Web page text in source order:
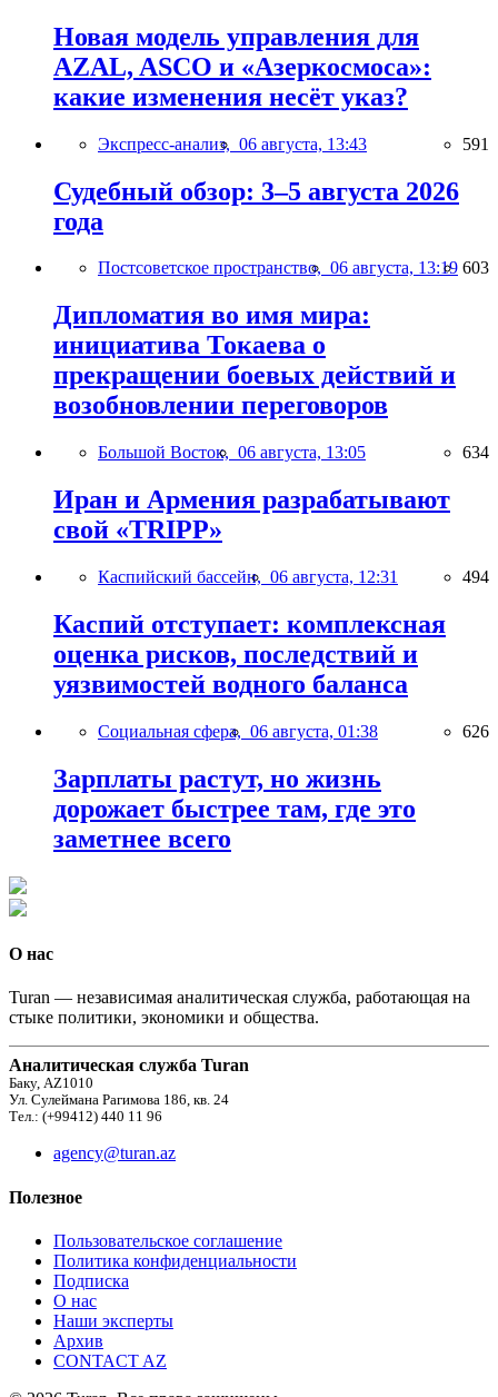
Новая модель управления для
AZAL, ASCO и «Азеркосмоса»:
какие изменения несёт указ?
Экспресс-анализ, 06 августа, 13:43 591
Судебный обзор: 3–5 августа 2026
года
Постсоветское пространство, 06 августа, 13:19 603
Дипломатия во имя мира:
инициатива Токаева о
прекращении боевых действий и
возобновлении переговоров
Большой Восток, 06 августа, 13:05 634
Иран и Армения разрабатывают
свой «TRIPP»
Каспийский бассейн, 06 августа, 12:31 494
Каспий отступает: комплексная
оценка рисков, последствий и
уязвимостей водного баланса
Социальная сфера, 06 августа, 01:38 626
Зарплаты растут, но жизнь
дорожает быстрее там, где это
заметнее всего
О нас
Turan — независимая аналитическая служба, работающая на
стыке политики, экономики и общества.
Аналитическая служба Turan
Баку, AZ1010
Ул. Сулеймана Рагимова 186, кв. 24
Тел.: (+99412) 440 11 96
agency@turan.az
Полезное
Пользовательское соглашение
Политика конфиденциальности
Подписка
О нас
Наши эксперты
Архив
CONTACT AZ